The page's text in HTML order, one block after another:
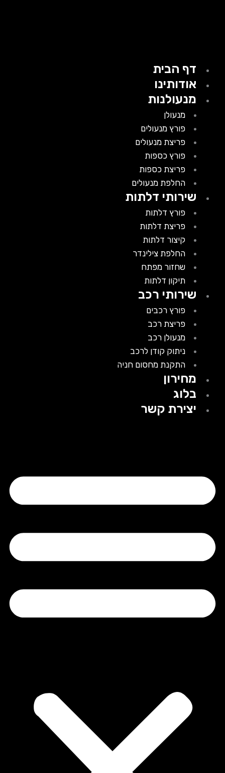
דף הבית
אודותינו
מנעולנות
מנעולן
פורץ מנעולים
פריצת מנעולים
פורץ כספות
פריצת כספות
החלפת מנעולים
שירותי דלתות
פורץ דלתות
פריצת דלתות
קיצור דלתות
החלפת צילינדר
שחזור מפתח
תיקון דלתות
שירותי רכב
פורץ רכבים
פריצת רכב
מנעולן רכב
ניתוק קודן לרכב
התקנת מחסום חניה
מחירון
בלוג
יצירת קשר